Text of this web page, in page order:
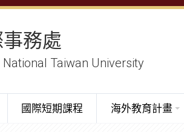
務處
Taiwan University
國際短期課程 海外教育計畫